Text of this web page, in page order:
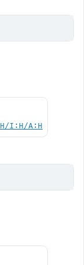
I:H/A:H